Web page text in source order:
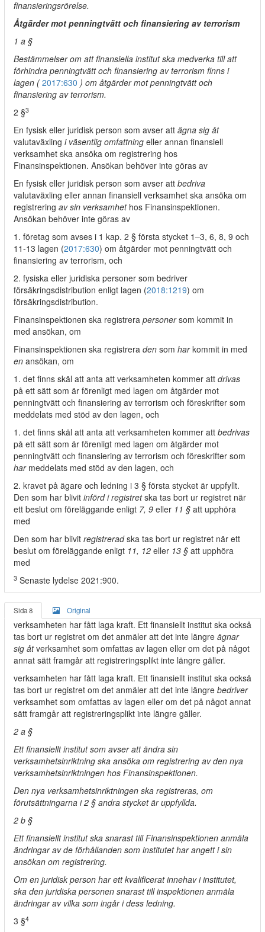
finansieringsrörelse.
Åtgärder mot penningtvätt och finansiering av terrorism
1 a §
Bestämmelser om att finansiella institut ska medverka till att
förhindra penningtvätt och finansiering av terrorism finns i
lagen ( 2017:630 ) om åtgärder mot penningtvätt och
finansiering av terrorism.
2 §3
En fysisk eller juridisk person som avser att ägna sig åt
valutaväxling i väsentlig omfattning eller annan finansiell
verksamhet ska ansöka om registrering hos
Finansinspektionen. Ansökan behöver inte göras av
En fysisk eller juridisk person som avser att bedriva
valutaväxling eller annan finansiell verksamhet ska ansöka om
registrering av sin verksamhet hos Finansinspektionen.
Ansökan behöver inte göras av
1. företag som avses i 1 kap. 2 § första stycket 1–3, 6, 8, 9 och
11-13 lagen (2017:630) om åtgärder mot penningtvätt och
finansiering av terrorism, och
2. fysiska eller juridiska personer som bedriver
försäkringsdistribution enligt lagen (2018:1219) om
försäkringsdistribution.
Finansinspektionen ska registrera personersom kommit in
med ansökan, om
Finansinspektionen ska registrera den som harkommit in med
en ansökan, om
1. det finns skäl att anta att verksamheten kommer att drivas
på ett sätt som är förenligt med lagen om åtgärder mot
penningtvätt och finansiering av terrorism och föreskrifter som
meddelats med stöd av den lagen, och
1. det finns skäl att anta att verksamheten kommer att bedrivas
på ett sätt som är förenligt med lagen om åtgärder mot
penningtvätt och finansiering av terrorism och föreskrifter som
har meddelats med stöd av den lagen, och
2. kravet på ägare och ledning i 3 § första stycket är uppfyllt.
Den som har blivit införd i registretska tas bort ur registret när
ett beslut om föreläggande enligt 7, 9 eller 11 § att upphöra
med
Den som har blivit registreradska tas bort ur registret när ett
beslut om föreläggande enligt 11, 12 eller 13 § att upphöra
med
3 Senaste lydelse 2021:900.
Sida 8 Original
verksamheten har fått laga kraft. Ett finansiellt institut ska också
tas bort ur registret om det anmäler att det inte längre ägnar
sig åtverksamhet som omfattas av lagen eller om det på något
annat sätt framgår att registreringsplikt inte längre gäller.
verksamheten har fått laga kraft. Ett finansiellt institut ska också
tas bort ur registret om det anmäler att det inte längre bedriver
verksamhet som omfattas av lagen eller om det på något annat
sätt framgår att registreringsplikt inte längre gäller.
2 a §
Ett finansiellt institut som avser att ändra sin
verksamhetsinriktning ska ansöka om registrering av den nya
verksamhetsinriktningen hos Finansinspektionen.
Den nya verksamhetsinriktningen ska registreras, om
förutsättningarna i 2 § andra stycket är uppfyllda.
2 b §
Ett finansiellt institut ska snarast till Finansinspektionen anmäla
ändringar av de förhållanden som institutet har angett i sin
ansökan om registrering.
Om en juridisk person har ett kvalificerat innehav i institutet,
ska den juridiska personen snarast till inspektionen anmäla
ändringar av vilka som ingår i dess ledning.
3 §4